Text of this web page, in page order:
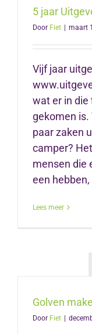
5 jaar
Door Fiet maart
Vijf jaar
wat er in
gekomen is.
paar zaken
camper?
mensen die
een
Lees meer
Golven
Door Fiet |